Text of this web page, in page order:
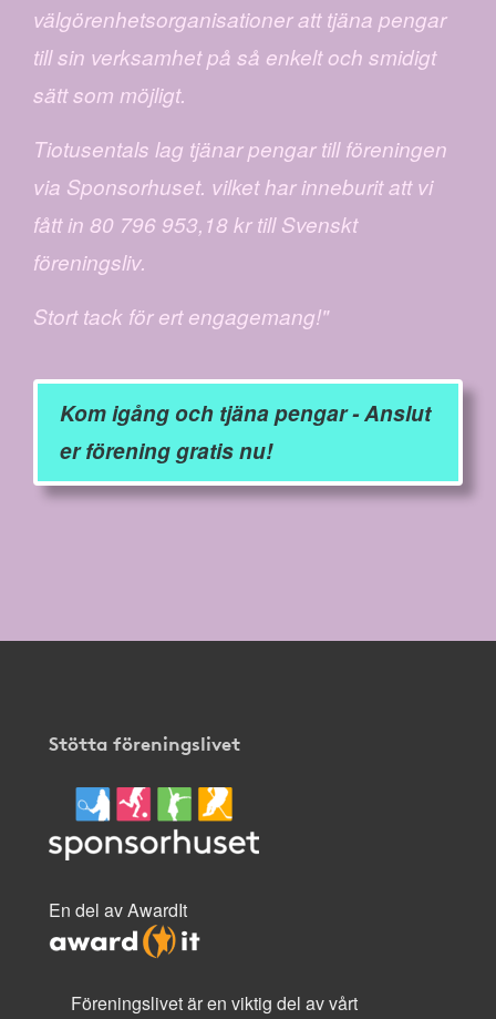
välgörenhetsorganisationer att tjäna pengar
till sin verksamhet på så enkelt och smidigt
sätt som möjligt.
Tiotusentals lag tjänar pengar till föreningen
via Sponsorhuset. vilket har inneburit att vi
fått in 80 796 953,18 kr till Svenskt
föreningsliv.
Stort tack för ert engagemang!"
Kom igång och tjäna pengar - Anslut
er förening gratis nu!
Stötta föreningslivet
En del av AwardIt
Föreningslivet är en viktig del av vårt